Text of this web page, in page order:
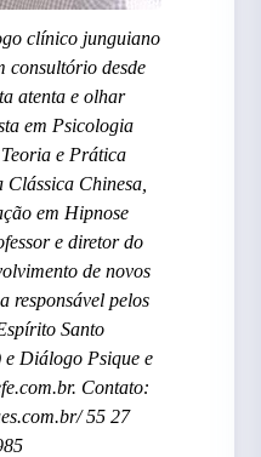
clínico junguiano
consultório desde
atenta e olhar
em Psicologia
e Prática
Chinesa,
em Hipnose
e diretor do
de novos
responsável pelos
Santo
Diálogo Psique e
Contato:
55 27